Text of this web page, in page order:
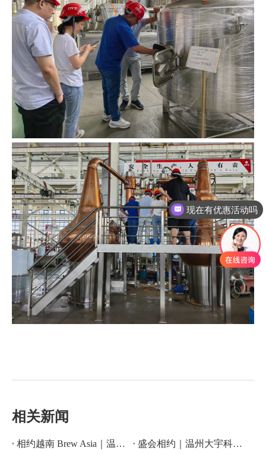
相关新闻
相约越南 Brew Asia｜温州大宇科技 C8 展位恭候
盛会相约｜温州大宇科技亮相 2026 上海 CBB 酒饮设备展
现在有优惠活动吗